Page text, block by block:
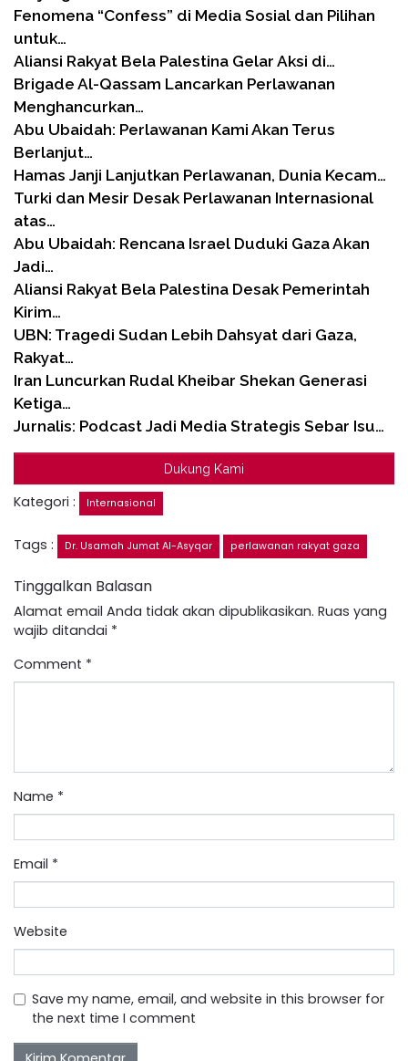
Fenomena “Confess” di Media Sosial dan Pilihan
untuk…
Aliansi Rakyat Bela Palestina Gelar Aksi di…
Brigade Al-Qassam Lancarkan Perlawanan
Menghancurkan…
Abu Ubaidah: Perlawanan Kami Akan Terus
Berlanjut…
Hamas Janji Lanjutkan Perlawanan, Dunia Kecam…
Turki dan Mesir Desak Perlawanan Internasional
atas…
Abu Ubaidah: Rencana Israel Duduki Gaza Akan
Jadi…
Aliansi Rakyat Bela Palestina Desak Pemerintah
Kirim…
UBN: Tragedi Sudan Lebih Dahsyat dari Gaza,
Rakyat…
Iran Luncurkan Rudal Kheibar Shekan Generasi
Ketiga…
Jurnalis: Podcast Jadi Media Strategis Sebar Isu…
Dukung Kami
Kategori : Internasional
Tags : Dr. Usamah Jumat Al-Asyqar perlawanan rakyat gaza
Tinggalkan Balasan
Alamat email Anda tidak akan dipublikasikan. Ruas yang
wajib ditandai *
Comment *
Name *
Email *
Website
Save my name, email, and website in this browser for
the next time I comment